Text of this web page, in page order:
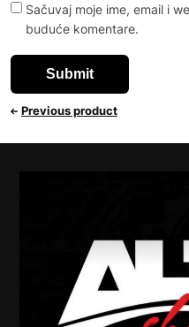
Sačuvaj moje ime, email i
buduće komentare.
Previous product